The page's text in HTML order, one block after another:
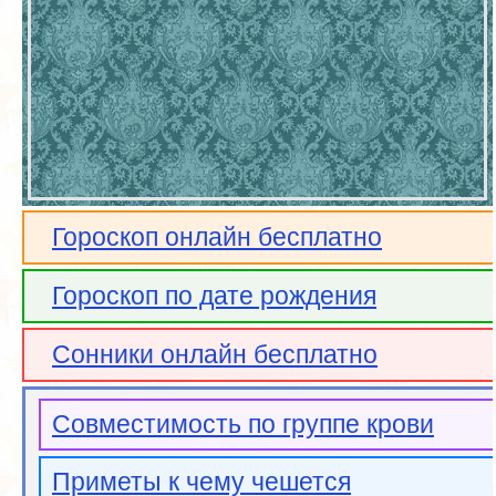
Гороскоп онлайн бесплатно
Гороскоп по дате рождения
Сонники онлайн бесплатно
Совместимость по группе крови
Приметы к чему чешется